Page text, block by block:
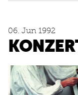
06. Jun 1992